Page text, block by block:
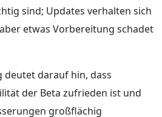
sind; Updates verhalten sich
etwas Vorbereitung schadet
deutet darauf hin, dass
der Beta zufrieden ist und
großflächig